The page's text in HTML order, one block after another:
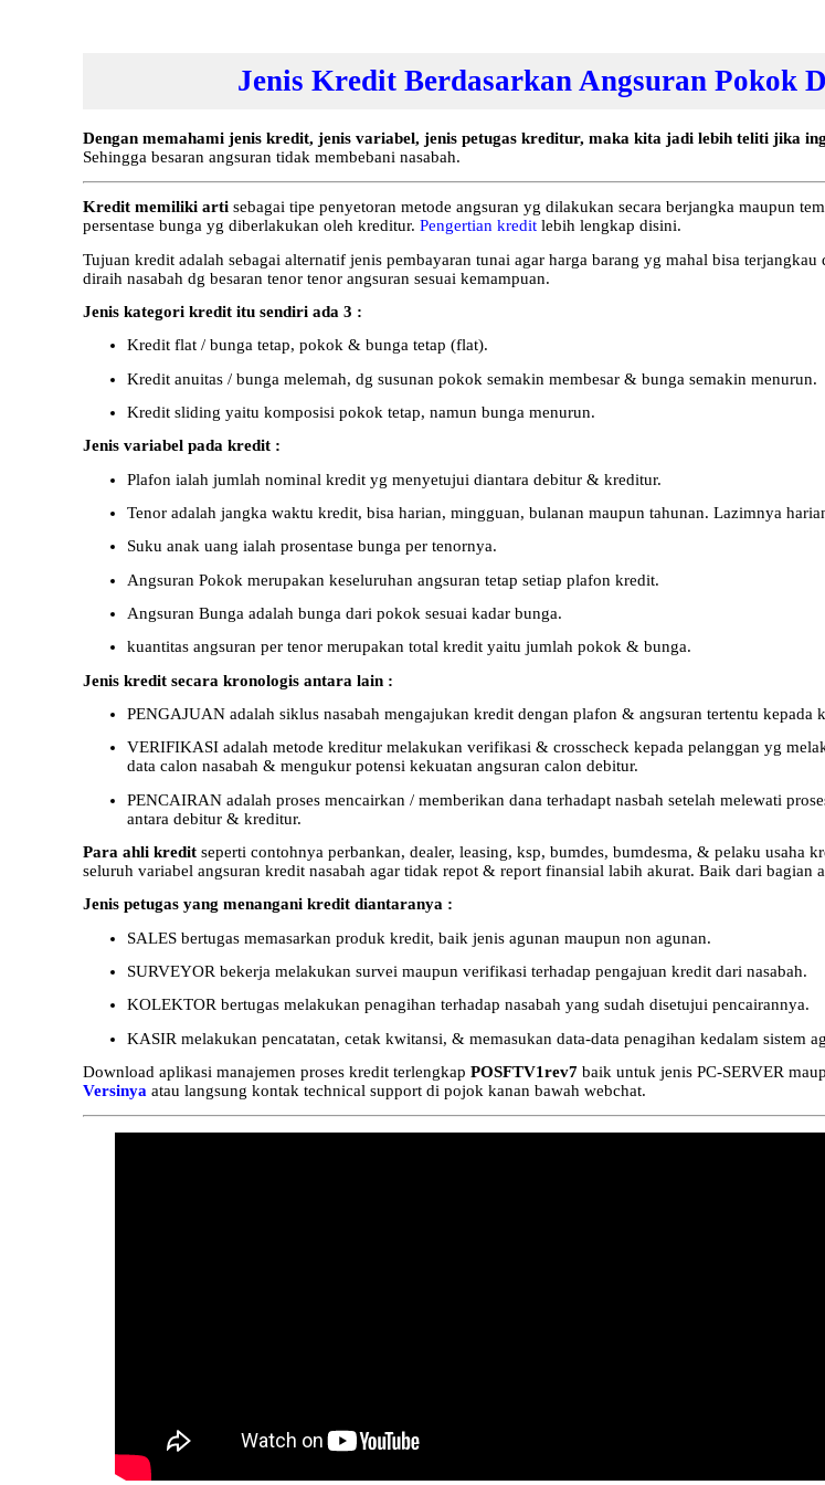
Jenis Kredit Berdasarkan Angsuran Pokok
Dengan memahami jenis kredit, jenis variabel, jenis petugas kreditur, maka kita jadi lebih teliti jika
Sehingga besaran angsuran tidak membebani nasabah.
Kredit memiliki arti sebagai tipe penyetoran metode angsuran yg dilakukan secara berjangka maupun
persentase bunga yg diberlakukan oleh kreditur. Pengertian kredit lebih lengkap disini.
Tujuan kredit adalah sebagai alternatif jenis pembayaran tunai agar harga barang yg mahal bisa
diraih nasabah dg besaran tenor tenor angsuran sesuai kemampuan.
Jenis kategori kredit itu sendiri ada 3 :
Kredit flat / bunga tetap, pokok & bunga tetap (flat).
Kredit anuitas / bunga melemah, dg susunan pokok semakin membesar & bunga semakin menurun.
Kredit sliding yaitu komposisi pokok tetap, namun bunga menurun.
Jenis variabel pada kredit :
Plafon ialah jumlah nominal kredit yg menyetujui diantara debitur & kreditur.
Tenor adalah jangka waktu kredit, bisa harian, mingguan, bulanan maupun tahunan. Lazimnya
Suku anak uang ialah prosentase bunga per tenornya.
Angsuran Pokok merupakan keseluruhan angsuran tetap setiap plafon kredit.
Angsuran Bunga adalah bunga dari pokok sesuai kadar bunga.
kuantitas angsuran per tenor merupakan total kredit yaitu jumlah pokok & bunga.
Jenis kredit secara kronologis antara lain :
PENGAJUAN adalah siklus nasabah mengajukan kredit dengan plafon & angsuran tertentu
VERIFIKASI adalah metode kreditur melakukan verifikasi & crosscheck kepada pelanggan yg
data calon nasabah & mengukur potensi kekuatan angsuran calon debitur.
PENCAIRAN adalah proses mencairkan / memberikan dana terhadapt nasbah setelah melewati
antara debitur & kreditur.
Para ahli kredit seperti contohnya perbankan, dealer, leasing, ksp, bumdes, bumdesma, & pelaku
seluruh variabel angsuran kredit nasabah agar tidak repot & report finansial labih akurat. Baik dari bagian
Jenis petugas yang menangani kredit diantaranya :
SALES bertugas memasarkan produk kredit, baik jenis agunan maupun non agunan.
SURVEYOR bekerja melakukan survei maupun verifikasi terhadap pengajuan kredit dari nasabah.
KOLEKTOR bertugas melakukan penagihan terhadap nasabah yang sudah disetujui pencairannya.
KASIR melakukan pencatatan, cetak kwitansi, & memasukan data-data penagihan kedalam sistem
Download aplikasi manajemen proses kredit terlengkap POSFTV1rev7 baik untuk jenis PC-SERVER
Versinya atau langsung kontak technical support di pojok kanan bawah webchat.